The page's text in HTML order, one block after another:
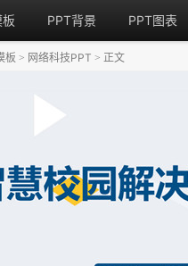
PPT背景 PPT图表
板 > 网络科技PPT > 正文